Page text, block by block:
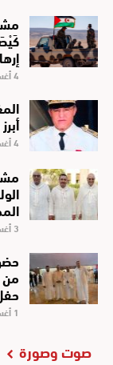
4 أغسطس 2026
4 أغسطس 2026
3 أغسطس 2026
من
1 أغسطس 2026
صوت وصورة